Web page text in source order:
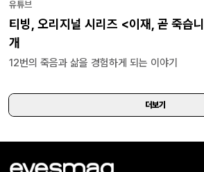
유튜브
티빙, 오리지널 시리즈 <이재, 곧 죽습
개
12번의 죽음과 삶을 경험하게 되는 이야기
더보기